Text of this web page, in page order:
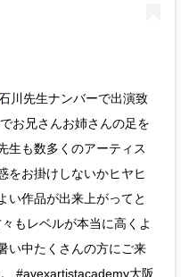
川先生ナンバーで出演致
お兄さんお姉さんの足を
生も数多くのアーティス
をお掛けしないかヒヤヒ
い作品が出来上がってと
もレベルが本当に高くよ
い中たくさんの方にご来
#avexartistacademy大阪